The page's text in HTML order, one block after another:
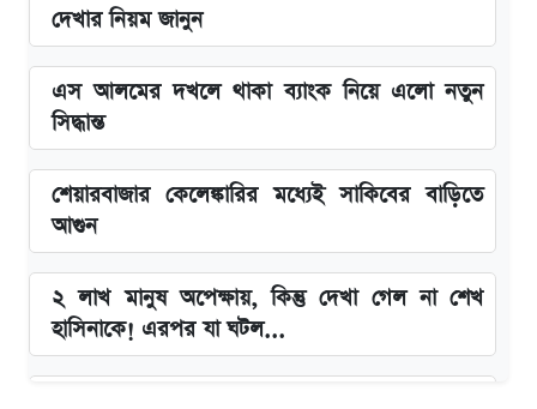
দেখার নিয়ম জানুন
এস আলমের দখলে থাকা ব্যাংক নিয়ে এলো নতুন
সিদ্ধান্ত
শেয়ারবাজার কেলেঙ্কারির মধ্যেই সাকিবের বাড়িতে
আগুন
২ লাখ মানুষ অপেক্ষায়, কিন্তু দেখা গেল না শেখ
হাসিনাকে! এরপর যা ঘটল...